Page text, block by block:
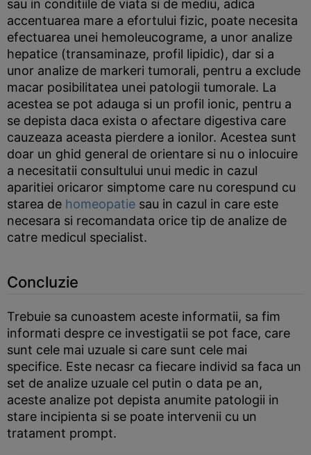
sau in conditiile de viata si de mediu, adica
accentuarea mare a efortului fizic, poate necesita
efectuarea unei hemoleucograme, a unor analize
hepatice (transaminaze, profil lipidic), dar si a
unor analize de markeri tumorali, pentru a exclude
macar posibilitatea unei patologii tumorale. La
acestea se pot adauga si un profil ionic, pentru a
se depista daca exista o afectare digestiva care
cauzeaza aceasta pierdere a ionilor. Acestea sunt
doar un ghid general de orientare si nu o inlocuire
a necesitatii consultului unui medic in cazul
aparitiei oricaror simptome care nu corespund cu
starea de homeopatie sau in cazul in care este
necesara si recomandata orice tip de analize de
catre medicul specialist.
Concluzie
Trebuie sa cunoastem aceste informatii, sa fim
informati despre ce investigatii se pot face, care
sunt cele mai uzuale si care sunt cele mai
specifice. Este necasr ca fiecare individ sa faca un
set de analize uzuale cel putin o data pe an,
aceste analize pot depista anumite patologii in
stare incipienta si se poate intervenii cu un
tratament prompt.